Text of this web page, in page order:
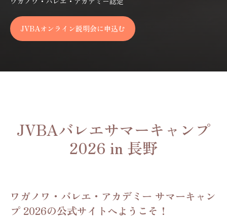
JVBAオンライン説明会に申込む
JVBAバレエサマーキャンプ
2026 in 長野
ワガノワ・バレエ・アカデミー サマーキャン
プ 2026の公式サイトへようこそ！